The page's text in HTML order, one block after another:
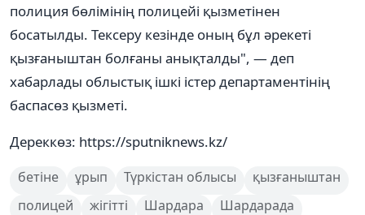
полиция бөлімінің полицейі қызметінен
босатылды. Тексеру кезінде оның бұл әрекеті
қызғаныштан болғаны анықталды", — деп
хабарлады облыстық ішкі істер департаментінің
баспасөз қызметі.
Дереккөз: https://sputniknews.kz/
бетіне ұрып Түркістан облысы
қызғаныштан
полицей
жігітті Шардара
Шардарада